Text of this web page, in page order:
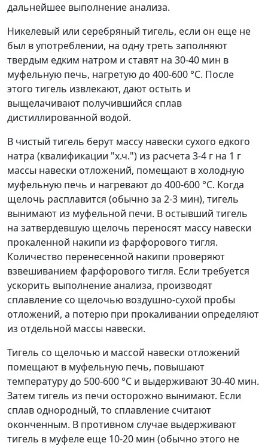
дальнейшее выполнение анализа.
Никелевый или серебряный тигель, если он еще не
был в употреблении, на одну треть заполняют
твердым едким натром и ставят на 30-40 мин в
муфельную печь, нагретую до 400-600 °С. После
этого тигель извлекают, дают остыть и
выщелачивают получившийся сплав
дистиллированной водой.
В чистый тигель берут массу навески сухого едкого
натра (квалификации "х.ч.") из расчета 3-4 г на 1 г
массы навески отложений, помещают в холодную
муфельную печь и нагревают до 400-600 °С. Когда
щелочь расплавится (обычно за 2-3 мин), тигель
вынимают из муфельной печи. В остывший тигель
на затвердевшую щелочь переносят массу навески
прокаленной накипи из фарфорового тигля.
Количество перенесенной накипи проверяют
взвешиванием фарфорового тигля. Если требуется
ускорить выполнение анализа, производят
сплавление со щелочью воздушно-сухой пробы
отложений, а потерю при прокаливании определяют
из отдельной массы навески.
Тигель со щелочью и массой навески отложений
помещают в муфельную печь, повышают
температуру до 500-600 °С и выдерживают 30-40 мин.
Затем тигель из печи осторожно вынимают. Если
сплав однородный, то сплавление считают
оконченным. В противном случае выдерживают
тигель в муфеле еще 10-20 мин (обычно этого не